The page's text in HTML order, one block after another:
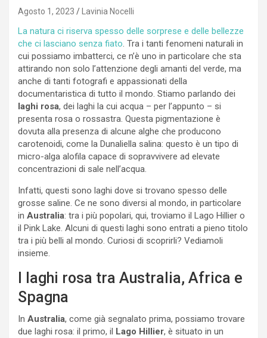
Agosto 1, 2023 Lavinia Nocelli
La natura ci riserva spesso delle sorprese e delle bellezze
che ci lasciano senza fiato. Tra i tanti fenomeni naturali in
cui possiamo imbatterci, ce n’è uno in particolare che sta
attirando non solo l’attenzione degli amanti del verde, ma
anche di tanti fotografi e appassionati della
documentaristica di tutto il mondo. Stiamo parlando dei
laghi rosa, dei laghi la cui acqua – per l’appunto – si
presenta rosa o rossastra. Questa pigmentazione è
dovuta alla presenza di alcune alghe che producono
carotenoidi, come la Dunaliella salina: questo è un tipo di
micro-alga alofila capace di sopravvivere ad elevate
concentrazioni di sale nell’acqua.
Infatti, questi sono laghi dove si trovano spesso delle
grosse saline. Ce ne sono diversi al mondo, in particolare
in Australia: tra i più popolari, qui, troviamo il Lago Hillier o
il Pink Lake. Alcuni di questi laghi sono entrati a pieno titolo
tra i più belli al mondo. Curiosi di scoprirli? Vediamoli
insieme.
I laghi rosa tra Australia, Africa e
Spagna
In Australia, come già segnalato prima, possiamo trovare
due laghi rosa: il primo, il
Lago Hillier, è situato in un